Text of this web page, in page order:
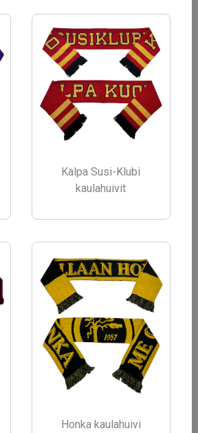
Kalpa Susi-Klubi
kaulahuivit
Honka kaulahuivi